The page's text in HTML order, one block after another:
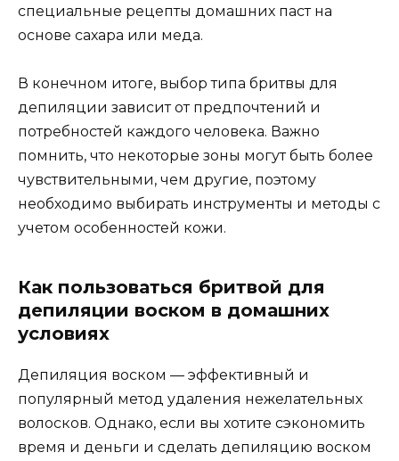
специальные рецепты домашних паст на
основе сахара или меда.
В конечном итоге, выбор типа бритвы для
депиляции зависит от предпочтений и
потребностей каждого человека. Важно
помнить, что некоторые зоны могут быть более
чувствительными, чем другие, поэтому
необходимо выбирать инструменты и методы с
учетом особенностей кожи.
Как пользоваться бритвой для
депиляции воском в домашних
условиях
Депиляция воском — эффективный и
популярный метод удаления нежелательных
волосков. Однако, если вы хотите сэкономить
время и деньги и сделать депиляцию воском